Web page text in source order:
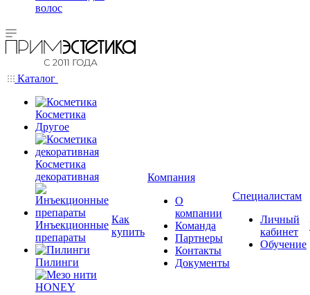
волос
Каталог
Косметика
Другое
Косметика
декоративная
Инъекционные
препараты
Пилинги
Как
купить
Компания
О
компании
Команда
Партнеры
Контакты
Документы
Специалистам
Личный
кабинет
Обучение